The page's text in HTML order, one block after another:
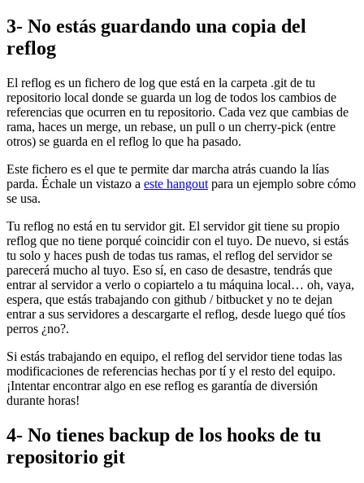
3- No estás guardando una copia del
reflog
El reflog es un fichero de log que está en la carpeta .git de tu
repositorio local donde se guarda un log de todos los cambios de
referencias que ocurren en tu repositorio. Cada vez que cambias de
rama, haces un merge, un rebase, un pull o un cherry-pick (entre
otros) se guarda en el reflog lo que ha pasado.
Este fichero es el que te permite dar marcha atrás cuando la lías
parda. Échale un vistazo a este hangout para un ejemplo sobre cómo
se usa.
Tu reflog no está en tu servidor git. El servidor git tiene su propio
reflog que no tiene porqué coincidir con el tuyo. De nuevo, si estás
tu solo y haces push de todas tus ramas, el reflog del servidor se
parecerá mucho al tuyo. Eso sí, en caso de desastre, tendrás que
entrar al servidor a verlo o copiartelo a tu máquina local… oh, vaya,
espera, que estás trabajando con github / bitbucket y no te dejan
entrar a sus servidores a descargarte el reflog, desde luego qué tíos
perros ¿no?.
Si estás trabajando en equipo, el reflog del servidor tiene todas las
modificaciones de referencias hechas por tí y el resto del equipo.
¡Intentar encontrar algo en ese reflog es garantía de diversión
durante horas!
4- No tienes backup de los hooks de tu
repositorio git